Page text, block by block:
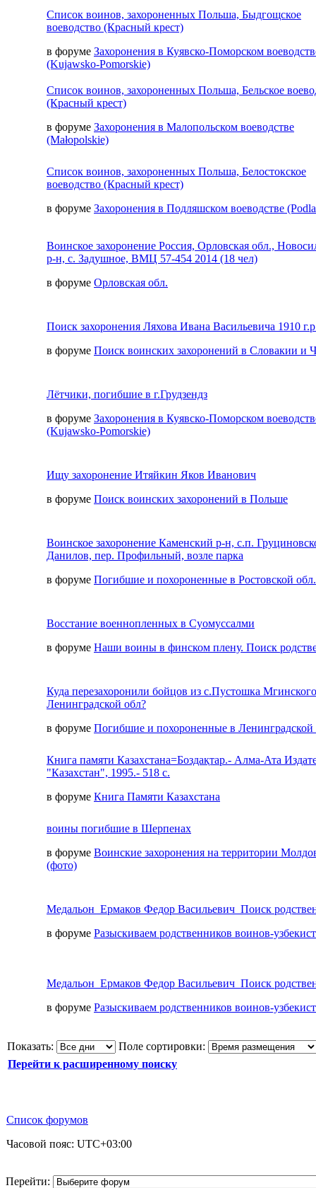
Список воинов, захороненных Польша, Быдгощское
воеводство (Красный крест)
в форуме Захоронения в Куявско-Поморском
(Kujawsko-Pomorskie)
Список воинов, захороненных Польша, Бельское
(Красный крест)
в форуме Захоронения в Малопольском воеводстве
(Małopolskie)
Список воинов, захороненных Польша, Белостокское
воеводство (Красный крест)
в форуме Захоронения в Подляшском воеводстве
Воинское захоронение Россия, Орловская обл.,
р-н, с. Задушное, ВМЦ 57-454 2014 (18 чел)
в форуме Орловская обл.
Поиск захоронения Ляхова Ивана Васильевича 1910
в форуме Поиск воинских захоронений в Словакии и
Лётчики, погибшие в г.Грудзендз
в форуме Захоронения в Куявско-Поморском
(Kujawsko-Pomorskie)
Ищу захоронение Итяйкин Яков Иванович
в форуме Поиск воинских захоронений в Польше
Воинское захоронение Каменский р-н, с.п.
Данилов, пер. Профильный, возле парка
в форуме Погибшие и похороненные в Ростовской обл.
Восстание военнопленных в Суомуссалми
в форуме Наши воины в финском плену. Поиск
Куда перезахоронили бойцов из с.Пустошка
Ленинградской обл?
в форуме Погибшие и похороненные в Ленинградской
Книга памяти Казахстана=Боздақтар.- Алма-Ата
"Казахстан", 1995.- 518 с.
в форуме Книга Памяти Казахстана
воины погибшие в Шерпенах
в форуме Воинские захоронения на территории
(фото)
Медальон_Ермаков Федор Васильевич_Поиск
в форуме Разыскиваем родственников воинов-
Медальон_Ермаков Федор Васильевич_Поиск
в форуме Разыскиваем родственников воинов-
Показать:
Поле сортировки:
Перейти к расширенному поиску
Список форумов
Часовой пояс: UTC+03:00
Перейти: